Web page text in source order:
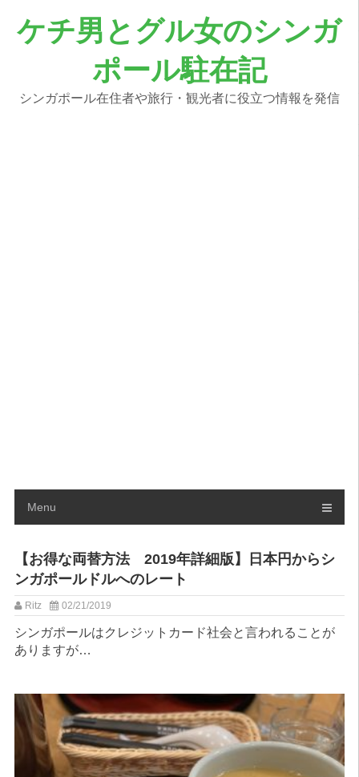
ケチ男とグル女のシンガ
ポール駐在記
シンガポール在住者や旅行・観光者に役立つ情報を発信
Menu
【お得な両替方法 2019年詳細版】日本円からシ
ンガポールドルへのレート
Ritz 02/21/2019
シンガポールはクレジットカード社会と言われることが
ありますが…